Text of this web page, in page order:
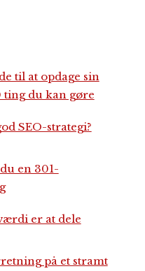
til at opdage sin
ting du kan gøre
SEO-strategi?
en 301-
er at dele
på et stramt